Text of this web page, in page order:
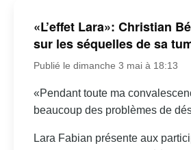
«L’effet Lara»: Christian
sur les séquelles de sa
Publié le dimanche 3 mai à 18:13
«Pendant toute ma
beaucoup des problèmes de
Lara Fabian présente aux